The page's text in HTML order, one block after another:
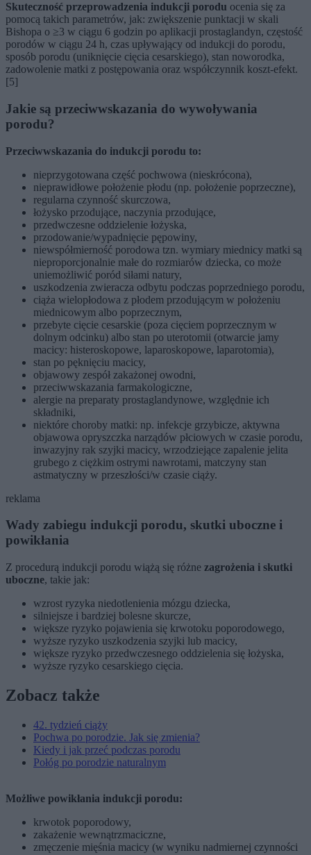
Skuteczność przeprowadzenia indukcji porodu ocenia się za
pomocą takich parametrów, jak: zwiększenie punktacji w skali
Bishopa o ≥3 w ciągu 6 godzin po aplikacji prostaglandyn, częstość
porodów w ciągu 24 h, czas upływający od indukcji do porodu,
sposób porodu (uniknięcie cięcia cesarskiego), stan noworodka,
zadowolenie matki z postępowania oraz współczynnik koszt-efekt.
[5]
Jakie są przeciwwskazania do wywoływania
porodu?
Przeciwwskazania do indukcji porodu to:
nieprzygotowana część pochwowa (nieskrócona),
nieprawidłowe położenie płodu (np. położenie poprzeczne),
regularna czynność skurczowa,
łożysko przodujące, naczynia przodujące,
przedwczesne oddzielenie łożyska,
przodowanie/wypadnięcie pępowiny,
niewspółmierność porodowa tzn. wymiary miednicy matki są
nieproporcjonalnie małe do rozmiarów dziecka, co może
uniemożliwić poród siłami natury,
uszkodzenia zwieracza odbytu podczas poprzedniego porodu,
ciąża wielopłodowa z płodem przodującym w położeniu
miednicowym albo poprzecznym,
przebyte cięcie cesarskie (poza cięciem poprzecznym w
dolnym odcinku) albo stan po uterotomii (otwarcie jamy
macicy: histeroskopowe, laparoskopowe, laparotomia),
stan po pęknięciu macicy,
objawowy zespół zakażonej owodni,
przeciwwskazania farmakologiczne,
alergie na preparaty prostaglandynowe, względnie ich
składniki,
niektóre choroby matki: np. infekcje grzybicze, aktywna
objawowa opryszczka narządów płciowych w czasie porodu,
inwazyjny rak szyjki macicy, wrzodziejące zapalenie jelita
grubego z ciężkim ostrymi nawrotami, matczyny stan
astmatyczny w przeszłości/w czasie ciąży.
reklama
Wady zabiegu indukcji porodu, skutki uboczne i
powikłania
Z procedurą indukcji porodu wiążą się różne zagrożenia i skutki
uboczne, takie jak:
wzrost ryzyka niedotlenienia mózgu dziecka,
silniejsze i bardziej bolesne skurcze,
większe ryzyko pojawienia się krwotoku poporodowego,
wyższe ryzyko uszkodzenia szyjki lub macicy,
większe ryzyko przedwczesnego oddzielenia się łożyska,
wyższe ryzyko cesarskiego cięcia.
Zobacz także
42. tydzień ciąży
Pochwa po porodzie. Jak się zmienia?
Kiedy i jak przeć podczas porodu
Połóg po porodzie naturalnym
Możliwe powikłania indukcji porodu:
krwotok poporodowy,
zakażenie wewnątrzmaciczne,
zmęczenie mięśnia macicy (w wyniku nadmiernej czynności